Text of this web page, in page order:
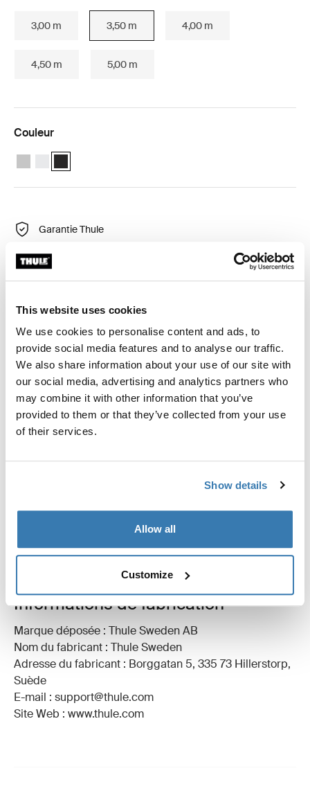
This website uses cookies
We use cookies to personalise content and ads, to
provide social media features and to analyse our traffic.
We also share information about your use of our site with
our social media, advertising and analytics partners who
may combine it with other information that you’ve
provided to them or that they’ve collected from your use
of their services.
Show details
Allow all
Customize
3,00 m 3,50 m 4,00 m
4,50 m 5,00 m
Couleur
Thule Tent LED Mounting Rail TO 5200 Anodisé
Thule Tent LED Mounting Rail TO 5200 Blanc
Thule Tent LED Mounting Rail TO 5200 Anthracite
Garantie Thule
Product Locator by Locally
Ce profil couvre les adaptateurs et est fourni avec un
canal pour glisser une tente Thule ou les organisateurs
Thule.
Toutes les caractéristiques
Toggle guides and instructions
Instructions
Toggle overview
Commentaires
Informations de fabrication
Marque déposée : Thule Sweden AB
Nom du fabricant : Thule Sweden
Adresse du fabricant : Borggatan 5, 335 73 Hillerstorp,
Suède
E-mail : support@thule.com
Site Web : www.thule.com